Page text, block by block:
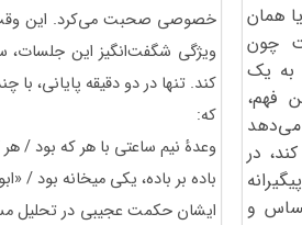
خصوصی صحبت می‌کرد. این وقت‌ها
کند. تنها در دو دقیقه پایانی، با
که:
وعدۀ نیم ساعتی با هر که بود /
باده بر باده، یکی میخانه بود /
ایشان حکمت عجیبی در تحلیل
همان
چون
به یک
فهم،
می‌دهد
در
و